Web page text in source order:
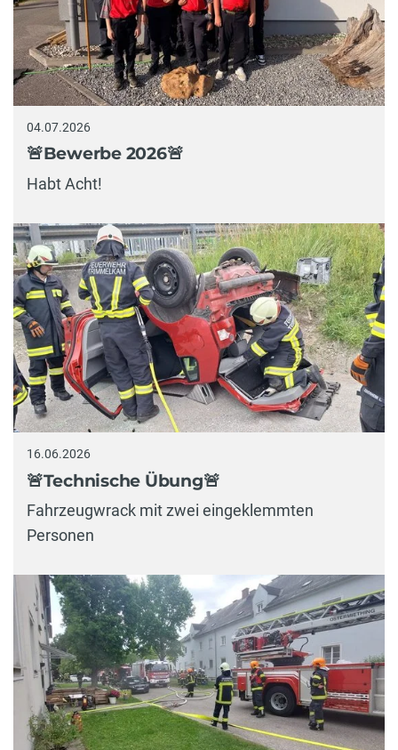
04.07.2026
🚨Bewerbe 2026🚨
Habt Acht!
16.06.2026
🚨Technische Übung🚨
Fahrzeugwrack mit zwei eingeklemmten
Personen